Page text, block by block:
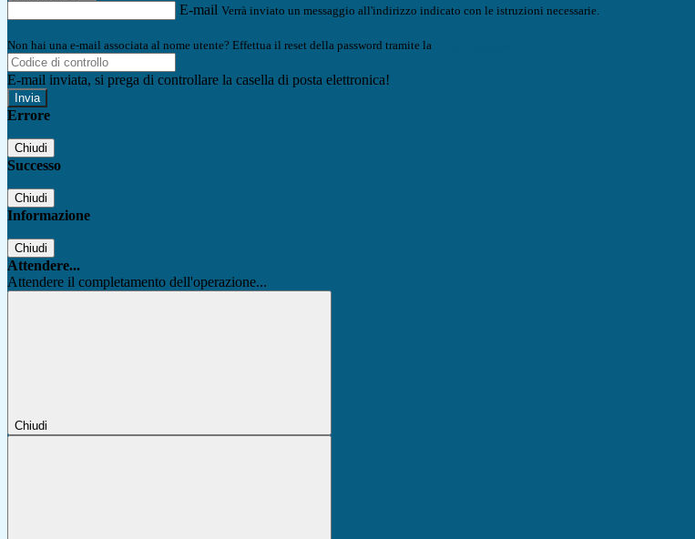
E-mail Verrà inviato un messaggio all'indirizzo indicato con le istruzioni necessarie.
Non hai una e-mail associata al nome utente? Effettua il reset della password tramite la
E-mail inviata, si prega di controllare la casella di posta elettronica!
Errore
Chiudi
Successo
Chiudi
Informazione
Chiudi
Attendere...
Attendere il completamento dell'operazione...
Chiudi